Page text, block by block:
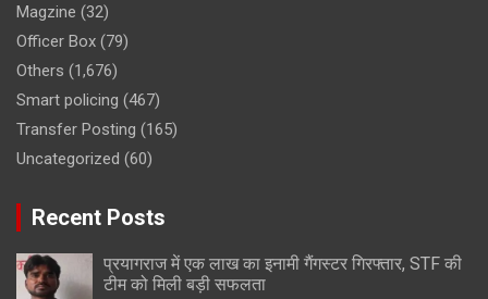
Magzine (32)
Officer Box (79)
Others (1,676)
Smart policing (467)
Transfer Posting (165)
Uncategorized (60)
Recent Posts
प्रयागराज में एक लाख का इनामी गैंगस्टर गिरफ्तार, STF की
टीम को मिली बड़ी सफलता